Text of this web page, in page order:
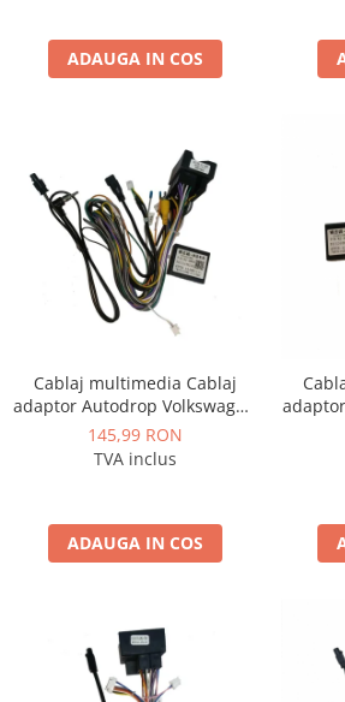
Camere marșarier universale
Camere Volkswagen
Camere Mercedes Benz
Camere Audi
Camere BMW
Camere Ford
Camere Opel
Camere Renault
Camere Citroen
ADAUGA IN COS
Cablaj multimedia Cablaj
adaptor Autodrop Volkswagen
Caravelle / Multivan T6 (2015-
2019) pentru Navigații
145,99 RON
TVA inclus
ADAUGA IN COS